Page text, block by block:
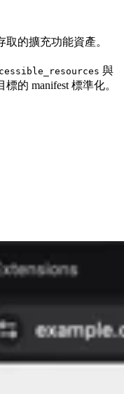
的擴充功能資產。
與
的 manifest 標準化。